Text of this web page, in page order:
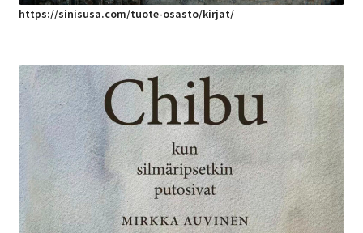
https://sinisusa.com/tuote-osasto/kirjat/